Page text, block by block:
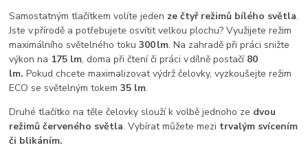
Samostatným tlačítkem volíte jeden ze čtyř režimů bílého světla.
Jste v přírodě a potřebujete osvítit velkou plochu? Využijete režim
maximálního světelného toku300 lm. Na zahradě při práci snižte
výkon na 175 lm, doma při čtení či práci v dílně postačí 80
lm. Pokud chcete maximalizovat výdrž čelovky, vyzkoušejte režim
ECO se světelným tokem35 lm.
Druhé tlačítko na těle čelovky slouží k volbě jednoho ze dvou
režimů červeného světla. Vybírat můžete mezi trvalým svícením
či blikáním.